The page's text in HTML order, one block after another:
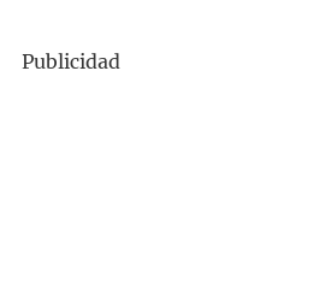
Publicidad